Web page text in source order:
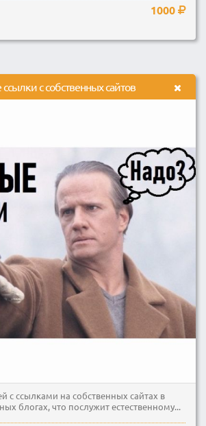
1000
с собственных сайтов
c ссылками на собственных сайтах в
блогах, что послужит естественному...